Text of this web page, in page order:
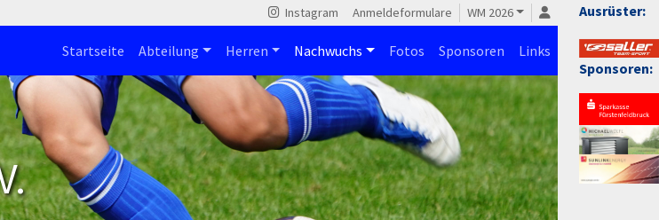
Ausrüster:
Sponsoren:
Instagram Anmeldeformulare WM 2026
Startseite Abteilung Herren Nachwuchs Fotos Sponsoren Links